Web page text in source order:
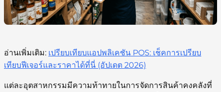
อ่านเพิ่มเติม: เปรียบเทียบแอปพลิเคชัน POS: เช็คการเปรียบ
เทียบฟีเจอร์และราคาได้ที่นี่ (อัปเดต 2026)
แต่ละอุตสาหกรรมมีความท้าทายในการจัดการสินค้าคงคลังที่